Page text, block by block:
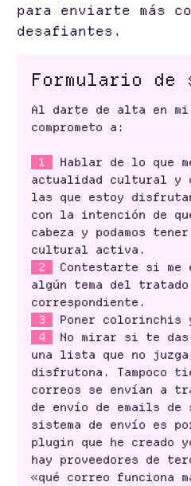
para enviarte más
desafiantes.
Formulario de
Al darte de alta en
comprometo a:
1
Hablar de lo que
actualidad cultural y
las que estoy
con la intención de
cabeza y podamos
cultural activa.
2
Contestarte si me
algún tema del
correspondiente.
3
Poner colorinchis
4
No mirar si te
una lista que no
disfrutona. Tampoco
correos se envían a
de envío de emails de
sistema de envío es
plugin que he creado
hay proveedores de
«qué correo funciona